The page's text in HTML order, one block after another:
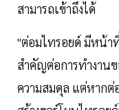
สามารถเข้าถึงได้
"ต่อมไทรอยด์ มีหน้า
สำคัญต่อการทำงาน
ความสมดุล แต่หาก